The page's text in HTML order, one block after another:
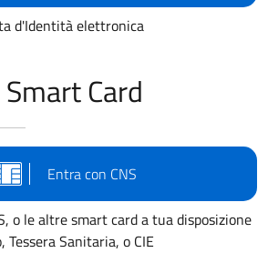
d'Identità elettronica
Card
Entra con CNS
o le altre smart card a tua disposizione
Tessera Sanitaria, o CIE